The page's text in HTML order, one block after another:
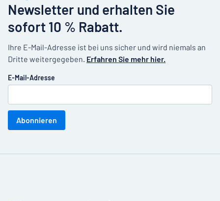
Newsletter und erhalten Sie
sofort 10 % Rabatt.
Ihre E-Mail-Adresse ist bei uns sicher und wird niemals an
Dritte weitergegeben. Erfahren Sie mehr hier.
E-Mail-Adresse
Abonnieren